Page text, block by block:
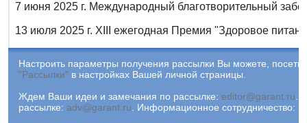
7 июня 2025 г. Международный благотворительный
13 июля 2025 г. XIII ежегодная Премия "Здоровое
Настроить параметры получения рассылки Вы можете,
"Рассылки" в настройках Вашей личной страницы.
Ждем Ваши идеи и замечания по рассылке: editor@garant.ru.
рассылке: adv@garant.ru. Информационное сотрудничество: